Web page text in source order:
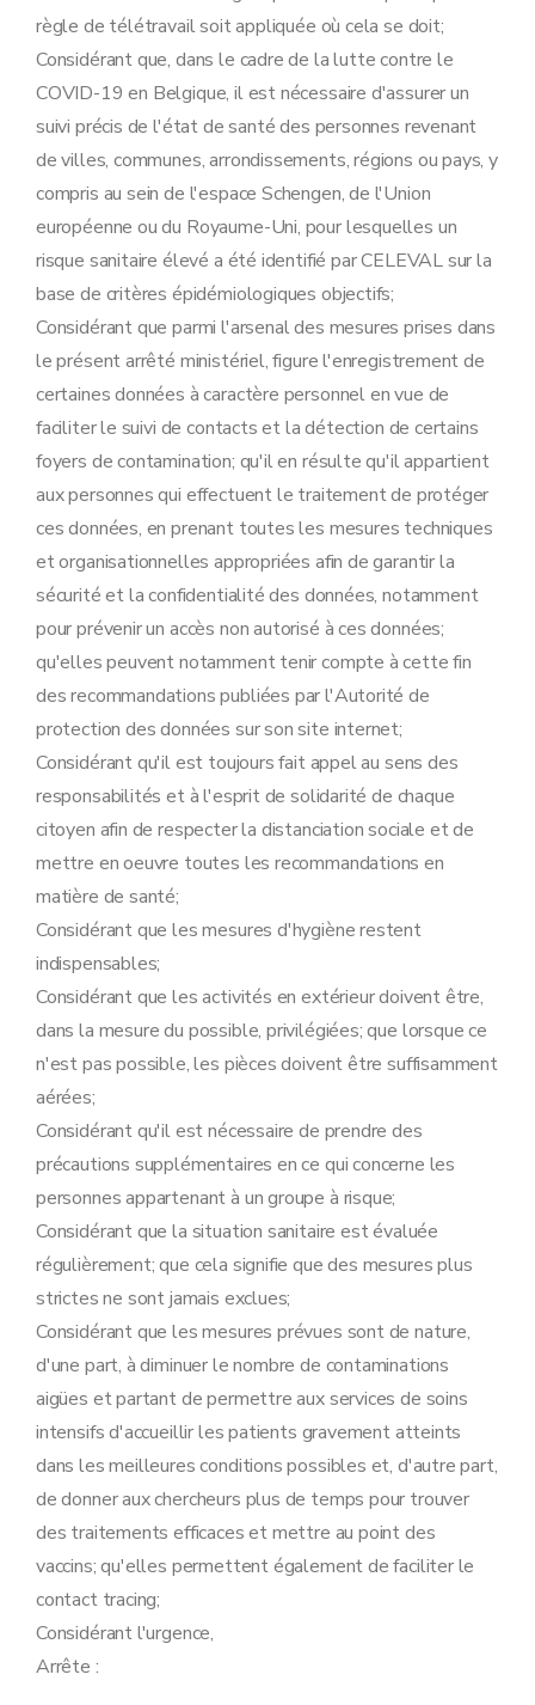
règle de télétravail soit appliquée où cela se doit;
Considérant que, dans le cadre de la lutte contre le
COVID-19 en Belgique, il est nécessaire d'assurer un
suivi précis de l'état de santé des personnes revenant
de villes, communes, arrondissements, régions ou pays, y
compris au sein de l'espace Schengen, de l'Union
européenne ou du Royaume-Uni, pour lesquelles un
risque sanitaire élevé a été identifié par CELEVAL sur la
base de critères épidémiologiques objectifs;
Considérant que parmi l'arsenal des mesures prises dans
le présent arrêté ministériel, figure l'enregistrement de
certaines données à caractère personnel en vue de
faciliter le suivi de contacts et la détection de certains
foyers de contamination; qu'il en résulte qu'il appartient
aux personnes qui effectuent le traitement de protéger
ces données, en prenant toutes les mesures techniques
et organisationnelles appropriées afin de garantir la
sécurité et la confidentialité des données, notamment
pour prévenir un accès non autorisé à ces données;
qu'elles peuvent notamment tenir compte à cette fin
des recommandations publiées par l'Autorité de
protection des données sur son site internet;
Considérant qu'il est toujours fait appel au sens des
responsabilités et à l'esprit de solidarité de chaque
citoyen afin de respecter la distanciation sociale et de
mettre en oeuvre toutes les recommandations en
matière de santé;
Considérant que les mesures d'hygiène restent
indispensables;
Considérant que les activités en extérieur doivent être,
dans la mesure du possible, privilégiées; que lorsque ce
n'est pas possible, les pièces doivent être suffisamment
aérées;
Considérant qu'il est nécessaire de prendre des
précautions supplémentaires en ce qui concerne les
personnes appartenant à un groupe à risque;
Considérant que la situation sanitaire est évaluée
régulièrement; que cela signifie que des mesures plus
strictes ne sont jamais exclues;
Considérant que les mesures prévues sont de nature,
d'une part, à diminuer le nombre de contaminations
aigües et partant de permettre aux services de soins
intensifs d'accueillir les patients gravement atteints
dans les meilleures conditions possibles et, d'autre part,
de donner aux chercheurs plus de temps pour trouver
des traitements efficaces et mettre au point des
vaccins; qu'elles permettent également de faciliter le
contact tracing;
Considérant l'urgence,
Arrête :